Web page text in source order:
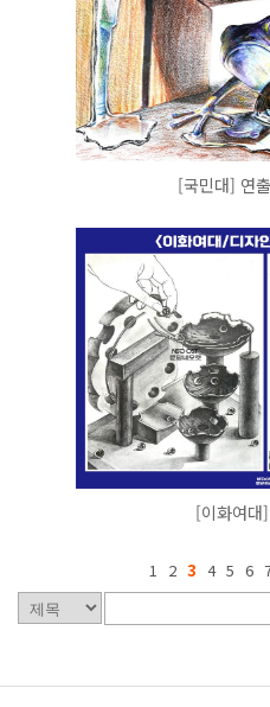
[국민대] 연
[이화여대
1 2 3 4 5 6